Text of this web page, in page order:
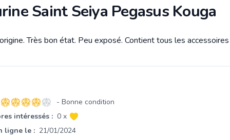
Saint Seiya Pegasus Kouga
Très bon état. Peu exposé. Contient tous les accessoires
4 sur 5 étoiles
- Bonne condition
intéressés : 0 x
ligne le : 21/01/2024